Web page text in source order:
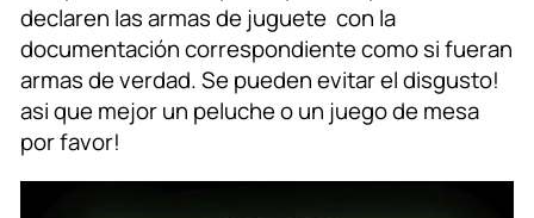
declaren las armas de juguete con la
documentación correspondiente como si fueran
armas de verdad. Se pueden evitar el disgusto!
asi que mejor un peluche o un juego de mesa
por favor!